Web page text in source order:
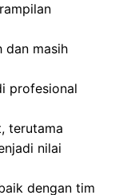
dan masih
profesional
terutama
nilai
dengan tim